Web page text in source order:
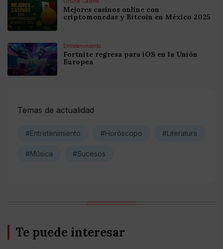
Mejores casinos online con
criptomonedas y Bitcoin en México 2025
Entretenimiento
Fortnite regresa para iOS en la Unión
Europea
Temas de actualidad
#Entretenimiento #Horóscopo #Literatura
#Música #Sucesos
Te puede interesar